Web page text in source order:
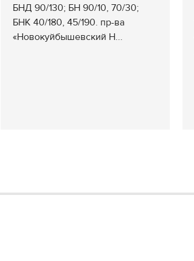
БНД 90/130; БН 90/10, 70/30;
БНК 40/180, 45/190. пр-ва
«Новокуйбышевский Н...